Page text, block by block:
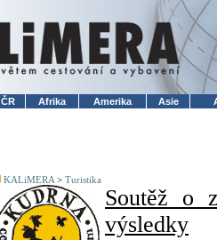
ČR Afrika Amerika Asie
KALiMERA > Turistika
Soutěž o
výsledky